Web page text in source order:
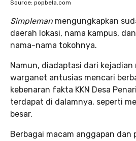
Source: popbela.com
Simpleman mengungkapkan
daerah lokasi, nama kampus,
nama-nama tokohnya.
Namun, diadaptasi dari
warganet antusias mencari
kebenaran fakta KKN Desa
terdapat di dalamnya, seperti
besar.
Berbagai macam anggapan dan